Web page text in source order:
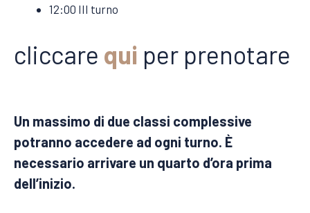
12:00 III turno
cliccare qui per prenotare
Un massimo di due classi complessive
potranno accedere ad ogni turno. È
necessario arrivare un quarto d’ora prima
dell’inizio.